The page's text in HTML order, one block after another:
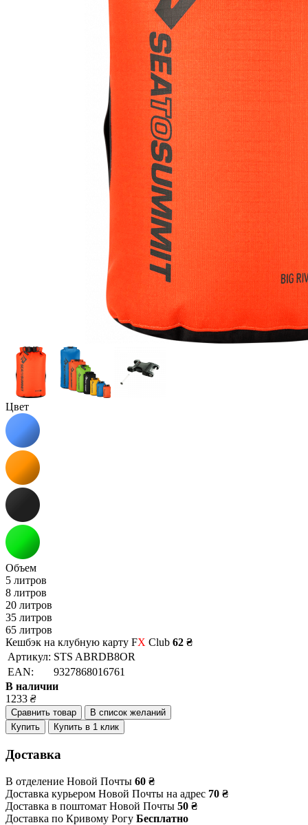
Цвет
Объем
5 литров
8 литров
20 литров
35 литров
65 литров
Кешбэк на клубную карту FX Club 62 ₴
Артикул: STS ABRDB8OR
EAN:
9327868016761
В наличии
1233 ₴
Сравнить товар
В список желаний
Купить
Купить в 1 клик
Доставка
В отделение Новой Почты 60 ₴
Доставка курьером Новой Почты на адрес 70 ₴
Доставка в поштомат Новой Почты 50 ₴
Доставка по Кривому Рогу Бесплатно